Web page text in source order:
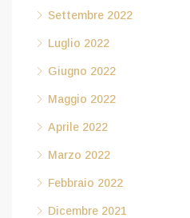
Settembre 2022
Luglio 2022
Giugno 2022
Maggio 2022
Aprile 2022
Marzo 2022
Febbraio 2022
Dicembre 2021